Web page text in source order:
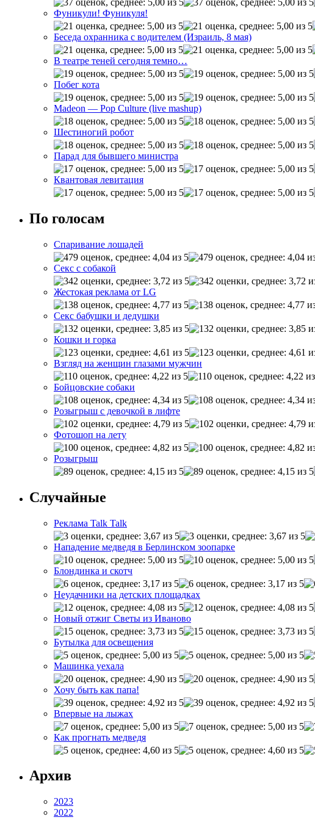
Фуникули! Фуникуля!
Беседа охранника с водителем (Израиль, 8 мая)
В театре теней сегодня темно…
Побег кота
Madeon — Pop Culture (live mashup)
Шестиногий робот
Парад для бывшего министра
Квантовая левитация
По голосам
Спаривание лошадей
Секс с собакой
Жестокая реклама от LG
Секс бабушки и дедушки
Кошки и горка
Взгляд на женщин глазами мужчин
Бойцовские собаки
Розыгрыш с девочкой в лифте
Фотошоп на лету
Розыгрыш
Случайные
Реклама Talk Talk
Нападение медведя в Берлинском зоопарке
Блондинка и скотч
Неудачники на детских площадках
Новый отжиг Светы из Иваново
Бутылка для освещения
Машинка уехала
Хочу быть как папа!
Впервые на лыжах
Как прогнать медведя
Архив
2023
2022